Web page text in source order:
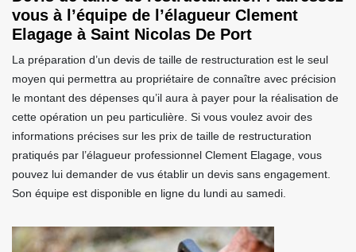
vous à l’équipe de l’élagueur Clement
Elagage à Saint Nicolas De Port
La préparation d’un devis de taille de restructuration est le seul
moyen qui permettra au propriétaire de connaître avec précision
le montant des dépenses qu’il aura à payer pour la réalisation de
cette opération un peu particulière. Si vous voulez avoir des
informations précises sur les prix de taille de restructuration
pratiqués par l’élagueur professionnel Clement Elagage, vous
pouvez lui demander de vus établir un devis sans engagement.
Son équipe est disponible en ligne du lundi au samedi.